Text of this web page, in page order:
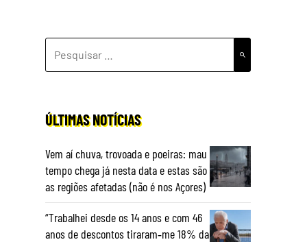
POR:
ÚLTIMAS NOTÍCIAS
Vem aí chuva, trovoada e poeiras: mau
tempo chega já nesta data e estas são
as regiões afetadas (não é nos Açores)
“Trabalhei desde os 14 anos e com 46
anos de descontos tiraram‑me 18% da